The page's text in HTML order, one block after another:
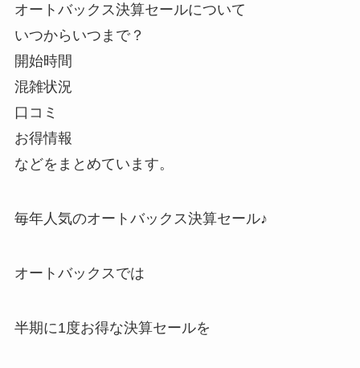
オートバックス決算セールについて
いつからいつまで？
開始時間
混雑状況
口コミ
お得情報
などをまとめています。
毎年人気のオートバックス決算セール♪
オートバックスでは
半期に1度お得な決算セールを